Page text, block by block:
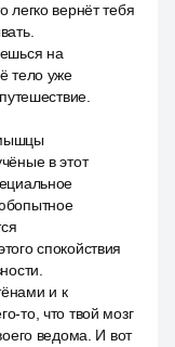
легко вернёт тебя
на
тело уже
в этот
спокойствия
и к
то, что твой мозг
ведома. И вот